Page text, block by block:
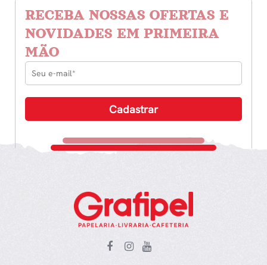
RECEBA NOSSAS OFERTAS E
NOVIDADES EM PRIMEIRA
MÃO